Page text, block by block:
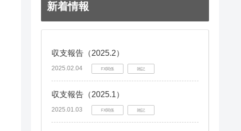
新着情報
収支報告（2025.2）
2025.02.04 FX関係 雑記
収支報告（2025.1）
2025.01.03 FX関係 雑記